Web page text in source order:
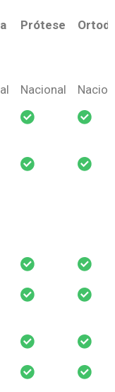
Prótese
Prótese
Nacional